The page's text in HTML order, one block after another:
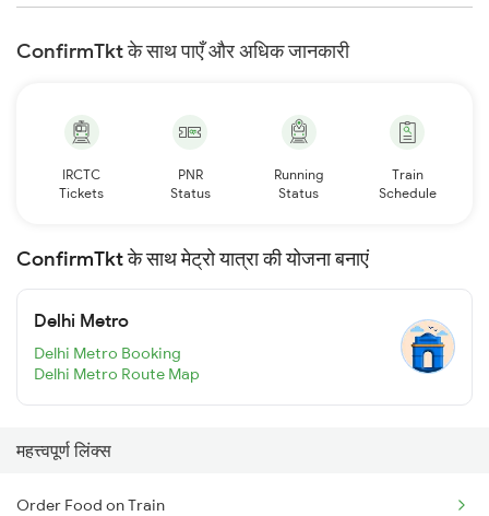
ConfirmTkt के साथ पाएँ और अधिक जानकारी
IRCTC
Tickets
PNR
Status
Running
Status
Train
Schedule
ConfirmTkt के साथ मेट्रो यात्रा की योजना बनाएं
Delhi Metro
Delhi Metro Booking
Delhi Metro Route Map
महत्त्वपूर्ण लिंक्स
Order Food on Train